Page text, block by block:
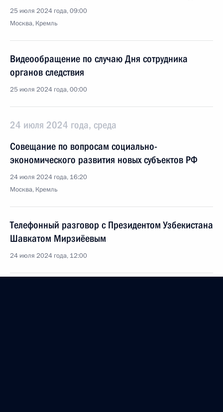
25 июля 2024 года, 09:00
Москва, Кремль
Видеообращение по случаю Дня сотрудника
органов следствия
25 июля 2024 года, 00:00
24 июля 2024 года, среда
Совещание по вопросам социально-
экономического развития новых субъектов РФ
24 июля 2024 года, 16:20
Москва, Кремль
Телефонный разговор с Президентом Узбекистана
Шавкатом Мирзиёевым
24 июля 2024 года, 12:00